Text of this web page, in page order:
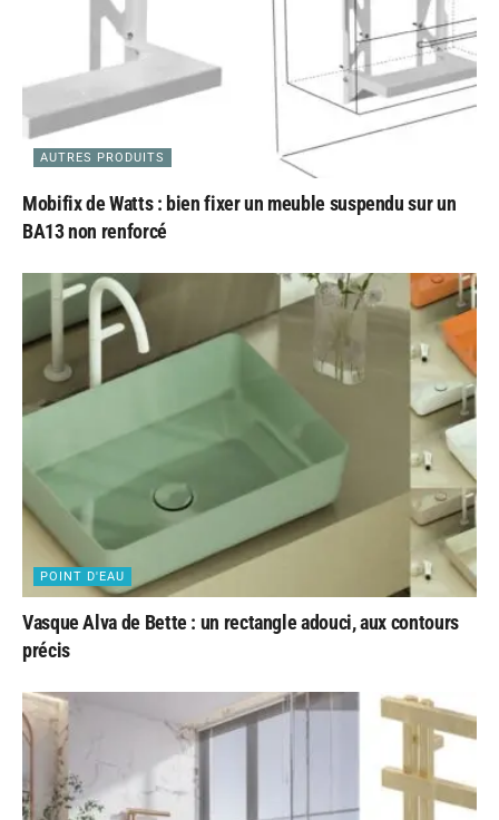
AUTRES PRODUITS
Mobifix de Watts : bien fixer un meuble suspendu sur un
BA13 non renforcé
POINT D'EAU
Vasque Alva de Bette : un rectangle adouci, aux contours
précis